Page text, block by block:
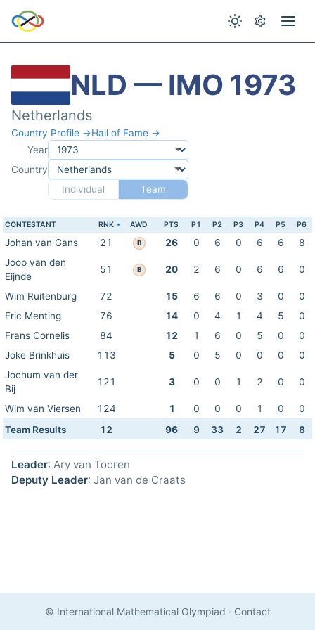
NLD — IMO 1973
Netherlands
Country Profile →Hall of Fame →
Year
Country
Individual
Team
CONTESTANT RNK AWD PTS P1 P2 P3 P4 P5 P6
Johan van Gans 21 B 26 0 6 0 6 6
8
Joop van den
Eijnde
51 B 20 2 6 0 6 6 0
Wim Ruitenburg 72 15 6 6 0 3 0
0
Eric Menting
76 14 0 4 1 4 5
0
Frans Cornelis
84 12 1 6 0 5 0
0
Joke Brinkhuis
113 5 0 5 0 0 0
0
Jochum van der
Bij
121 3 0 0 1 2 0 0
Wim van Viersen 124 1 0 0 0 1 0
0
Team Results
12 96 9 33 2 27 17 8
Leader: Ary van Tooren
Deputy Leader: Jan van de Craats
© International Mathematical Olympiad · Contact